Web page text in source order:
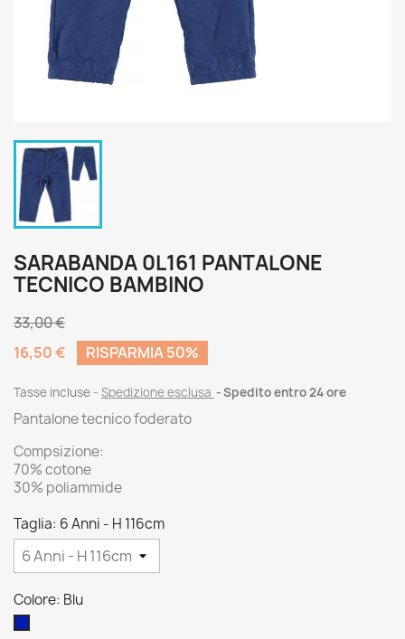
SARABANDA 0L161 PANTALONE
TECNICO BAMBINO
33,00 €
16,50 €
RISPARMIA 50%
Tasse incluse Spedizione esclusa Spedito entro 24 ore
Pantalone tecnico foderato
Compsizione:
70% cotone
30% poliammide
Taglia: 6 Anni - H 116cm
Colore: Blu